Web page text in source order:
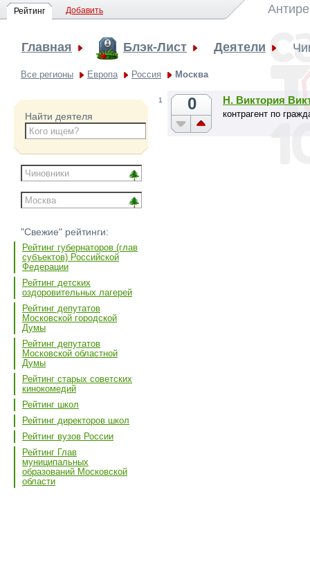
Рейтинг Добавить
Главная Блэк-Лист Деятели
Все регионы Европа Россия Москва
Найти деятеля
"Свежие" рейтинги:
Рейтинг губернаторов (глав
субъектов) Российской
Федерации
Рейтинг детских
оздоровительных лагерей
Рейтинг депутатов
Московской городской
Думы
Рейтинг депутатов
Московской областной
Думы
Рейтинг старых советских
кинокомедий
Рейтинг школ
Рейтинг директоров школ
Рейтинг вузов России
Рейтинг Глав
муниципальных
образований Московской
области
1 0 Н. Виктория
контрагент по